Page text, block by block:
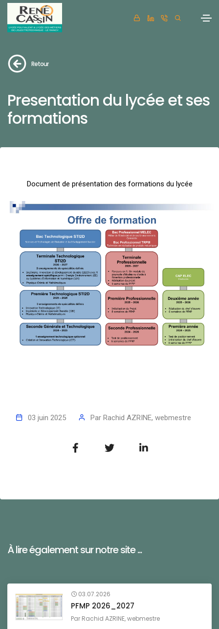
Retour
Presentation du lycée et ses
formations
Document de présentation des formations du lycée
03 juin 2025 Par Rachid AZRINE, webmestre
À lire également sur notre site ...
03.07.2026
PFMP 2026_2027
Par Rachid AZRINE, webmestre